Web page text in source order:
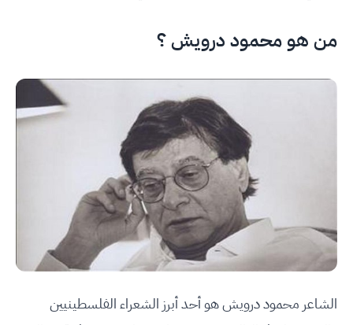
من هو محمود درويش ؟
الشاعر محمود درويش هو أحد أبرز الشعراء الفلسطينيين